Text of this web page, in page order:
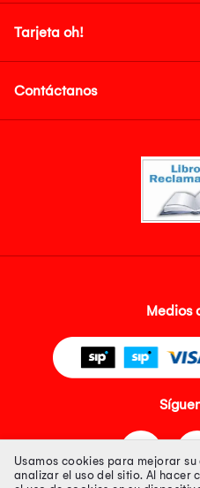
Tarjeta oh!
Contáctanos
Medios
Usamos cookies para mejorar
analizar el uso del sitio. Al hacer